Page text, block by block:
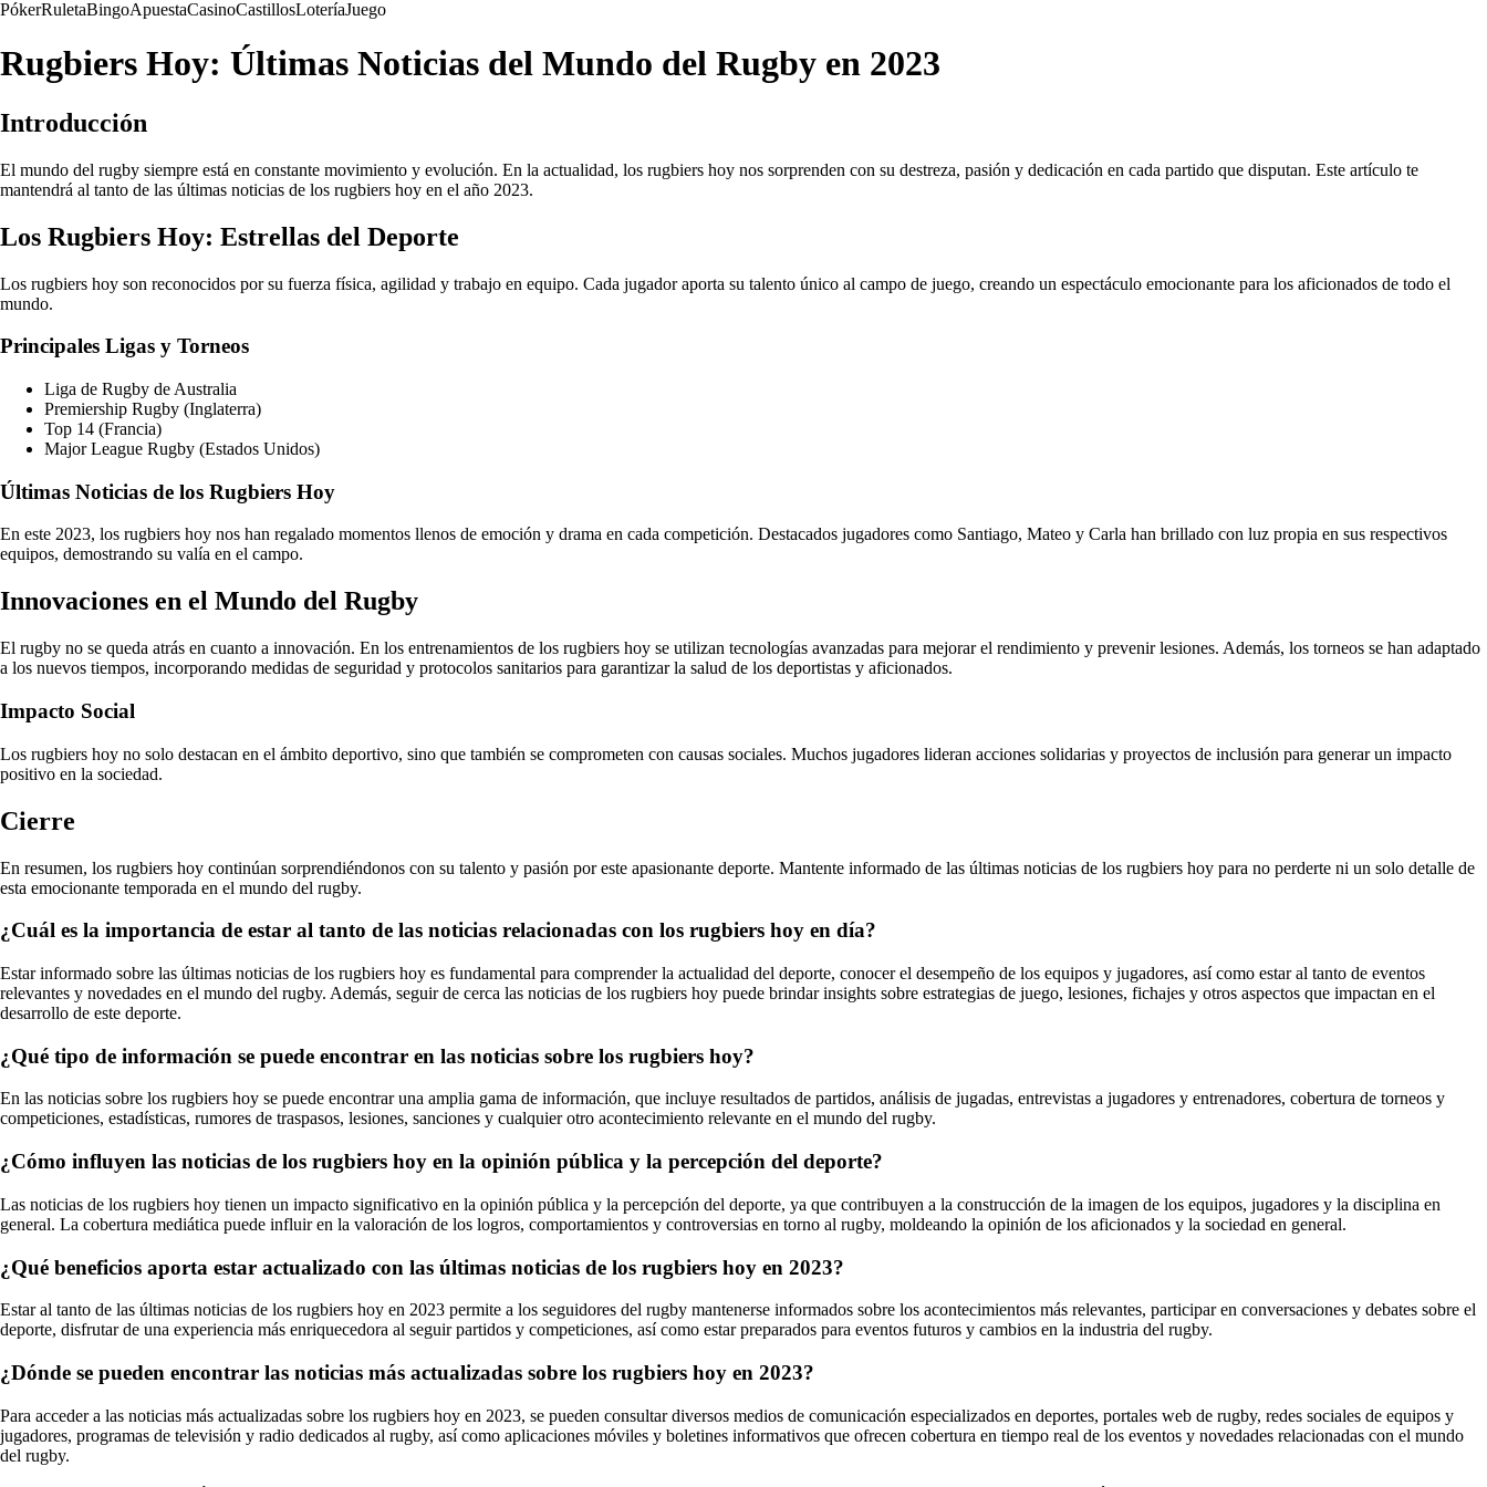
PókerRuletaBingoApuestaCasinoCastillosLoteríaJuego
Rugbiers Hoy: Últimas Noticias del Mundo del Rugby en 2023
Introducción
El mundo del rugby siempre está en constante movimiento y evolución. En la actualidad, los rugbiers hoy nos sorprenden con su destreza, pasión y dedicación en cada partido que disputan. Este artículo te
mantendrá al tanto de las últimas noticias de los rugbiers hoy en el año 2023.
Los Rugbiers Hoy: Estrellas del Deporte
Los rugbiers hoy son reconocidos por su fuerza física, agilidad y trabajo en equipo. Cada jugador aporta su talento único al campo de juego, creando un espectáculo emocionante para los aficionados de todo el
mundo.
Principales Ligas y Torneos
Liga de Rugby de Australia
Premiership Rugby (Inglaterra)
Top 14 (Francia)
Major League Rugby (Estados Unidos)
Últimas Noticias de los Rugbiers Hoy
En este 2023, los rugbiers hoy nos han regalado momentos llenos de emoción y drama en cada competición. Destacados jugadores como Santiago, Mateo y Carla han brillado con luz propia en sus respectivos
equipos, demostrando su valía en el campo.
Innovaciones en el Mundo del Rugby
El rugby no se queda atrás en cuanto a innovación. En los entrenamientos de los rugbiers hoy se utilizan tecnologías avanzadas para mejorar el rendimiento y prevenir lesiones. Además, los torneos se han adaptado
a los nuevos tiempos, incorporando medidas de seguridad y protocolos sanitarios para garantizar la salud de los deportistas y aficionados.
Impacto Social
Los rugbiers hoy no solo destacan en el ámbito deportivo, sino que también se comprometen con causas sociales. Muchos jugadores lideran acciones solidarias y proyectos de inclusión para generar un impacto
positivo en la sociedad.
Cierre
En resumen, los rugbiers hoy continúan sorprendiéndonos con su talento y pasión por este apasionante deporte. Mantente informado de las últimas noticias de los rugbiers hoy para no perderte ni un solo detalle de
esta emocionante temporada en el mundo del rugby.
¿Cuál es la importancia de estar al tanto de las noticias relacionadas con los rugbiers hoy en día?
Estar informado sobre las últimas noticias de los rugbiers hoy es fundamental para comprender la actualidad del deporte, conocer el desempeño de los equipos y jugadores, así como estar al tanto de eventos
relevantes y novedades en el mundo del rugby. Además, seguir de cerca las noticias de los rugbiers hoy puede brindar insights sobre estrategias de juego, lesiones, fichajes y otros aspectos que impactan en el
desarrollo de este deporte.
¿Qué tipo de información se puede encontrar en las noticias sobre los rugbiers hoy?
En las noticias sobre los rugbiers hoy se puede encontrar una amplia gama de información, que incluye resultados de partidos, análisis de jugadas, entrevistas a jugadores y entrenadores, cobertura de torneos y
competiciones, estadísticas, rumores de traspasos, lesiones, sanciones y cualquier otro acontecimiento relevante en el mundo del rugby.
¿Cómo influyen las noticias de los rugbiers hoy en la opinión pública y la percepción del deporte?
Las noticias de los rugbiers hoy tienen un impacto significativo en la opinión pública y la percepción del deporte, ya que contribuyen a la construcción de la imagen de los equipos, jugadores y la disciplina en
general. La cobertura mediática puede influir en la valoración de los logros, comportamientos y controversias en torno al rugby, moldeando la opinión de los aficionados y la sociedad en general.
¿Qué beneficios aporta estar actualizado con las últimas noticias de los rugbiers hoy en 2023?
Estar al tanto de las últimas noticias de los rugbiers hoy en 2023 permite a los seguidores del rugby mantenerse informados sobre los acontecimientos más relevantes, participar en conversaciones y debates sobre el
deporte, disfrutar de una experiencia más enriquecedora al seguir partidos y competiciones, así como estar preparados para eventos futuros y cambios en la industria del rugby.
¿Dónde se pueden encontrar las noticias más actualizadas sobre los rugbiers hoy en 2023?
Para acceder a las noticias más actualizadas sobre los rugbiers hoy en 2023, se pueden consultar diversos medios de comunicación especializados en deportes, portales web de rugby, redes sociales de equipos y
jugadores, programas de televisión y radio dedicados al rugby, así como aplicaciones móviles y boletines informativos que ofrecen cobertura en tiempo real de los eventos y novedades relacionadas con el mundo
del rugby.